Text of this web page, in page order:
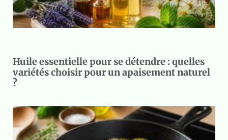
Huile essentielle pour se détendre : quelles
variétés choisir pour un apaisement naturel
?